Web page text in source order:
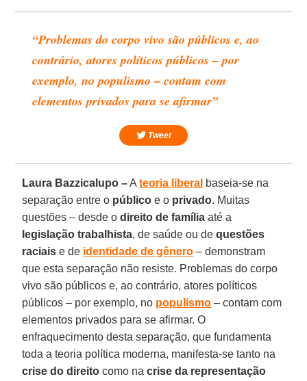
“Problemas do corpo vivo são públicos e, ao
contrário, atores políticos públicos – por
exemplo, no populismo – contam com
elementos privados para se afirmar”
Tweet
Laura Bazzicalupo –Ateoria liberal baseia-se na
separação entre o público e o privado. Muitas
questões – desde odireito de família até a
legislação trabalhista, de saúde ou dequestões
raciais e de identidade de gênero – demonstram
que esta separação não resiste. Problemas do corpo
vivo são públicos e, ao contrário, atores políticos
públicos – por exemplo, no populismo – contam com
elementos privados para se afirmar. O
enfraquecimento desta separação, que fundamenta
toda a teoria política moderna, manifesta-se tanto na
crise do direito como nacrise da representação